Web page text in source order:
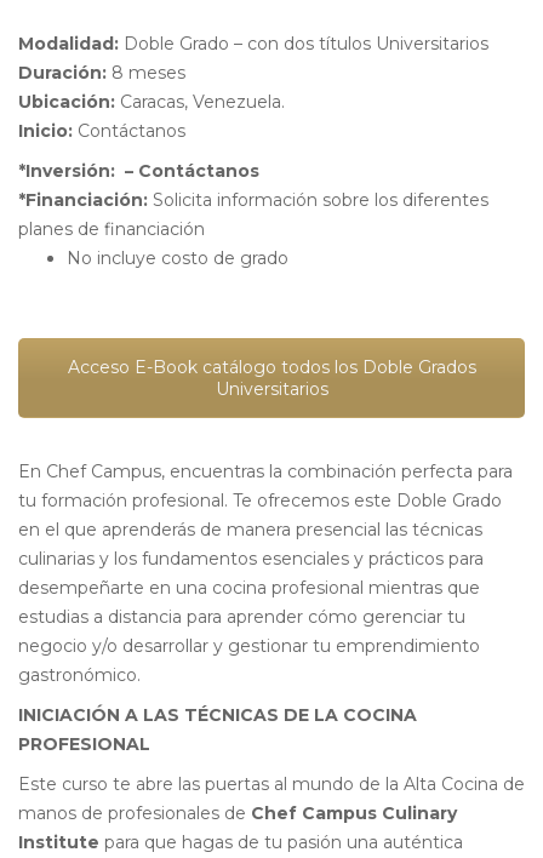
Modalidad: Doble Grado – con dos títulos Universitarios
Duración: 8 meses
Ubicación: Caracas, Venezuela.
Inicio: Contáctanos
*Inversión: – Contáctanos
*Financiación: Solicita información sobre los diferentes
planes de financiación
No incluye costo de grado
Acceso E-Book catálogo todos los Doble Grados
Universitarios
En Chef Campus, encuentras la combinación perfecta para
tu formación profesional. Te ofrecemos este Doble Grado
en el que aprenderás de manera presencial las técnicas
culinarias y los fundamentos esenciales y prácticos para
desempeñarte en una cocina profesional mientras que
estudias a distancia para aprender cómo gerenciar tu
negocio y/o desarrollar y gestionar tu emprendimiento
gastronómico.
INICIACIÓN A LAS TÉCNICAS DE LA COCINA
PROFESIONAL
Este curso te abre las puertas al mundo de la Alta Cocina de
manos de profesionales de Chef Campus Culinary
Institute para que hagas de tu pasión una auténtica